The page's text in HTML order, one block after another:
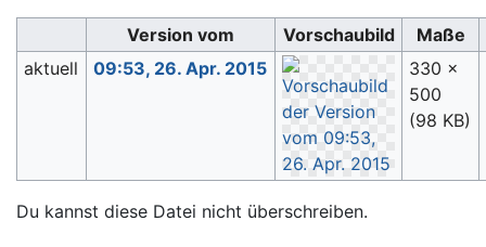
Version vom Vorschaubild
Maße
aktuell
09:53, 26. Apr. 2015
330 ×
500
(98 KB)
Du kannst diese Datei nicht überschreiben.